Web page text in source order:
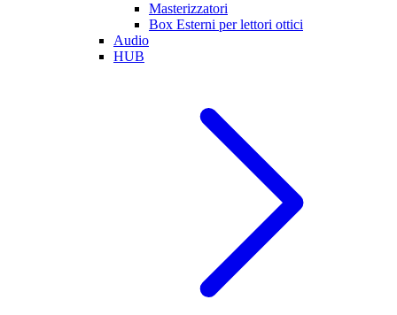
Masterizzatori
Box Esterni per lettori ottici
Audio
HUB